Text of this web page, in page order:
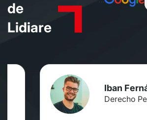
de
Lidiare
Iban Fernández
Derecho Penal